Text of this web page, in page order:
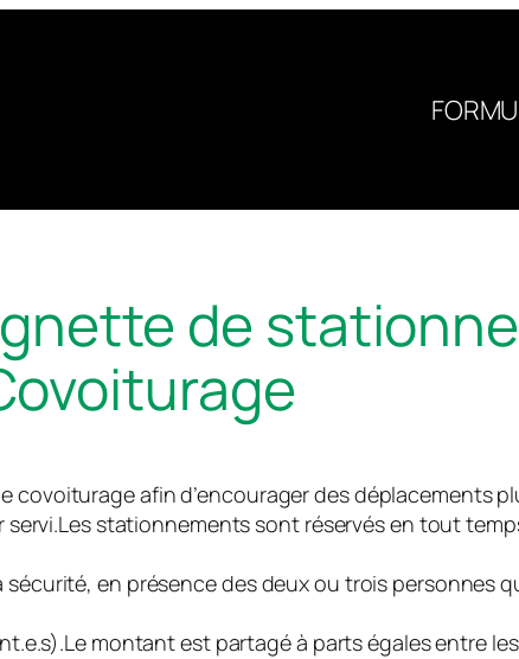
de
covoiturage afin d’encourager des déplacements
servi.Les stationnements sont réservés en tout
en présence des deux ou trois personnes
montant est partagé à parts égales entre